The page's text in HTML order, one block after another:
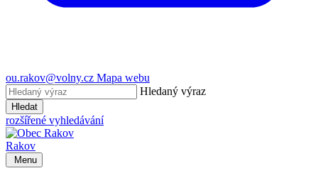
ou.rakov@volny.cz Mapa webu
Hledaný výraz
Hledat
rozšířené vyhledávání
Rakov
Menu